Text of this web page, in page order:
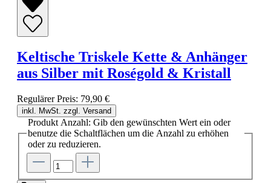
Keltische Triskele Kette & Anhänger
aus Silber mit Roségold & Kristall
Regulärer Preis: 79,90 €
inkl. MwSt. zzgl. Versand
Produkt Anzahl: Gib den gewünschten Wert ein oder
benutze die Schaltflächen um die Anzahl zu erhöhen
oder zu reduzieren.